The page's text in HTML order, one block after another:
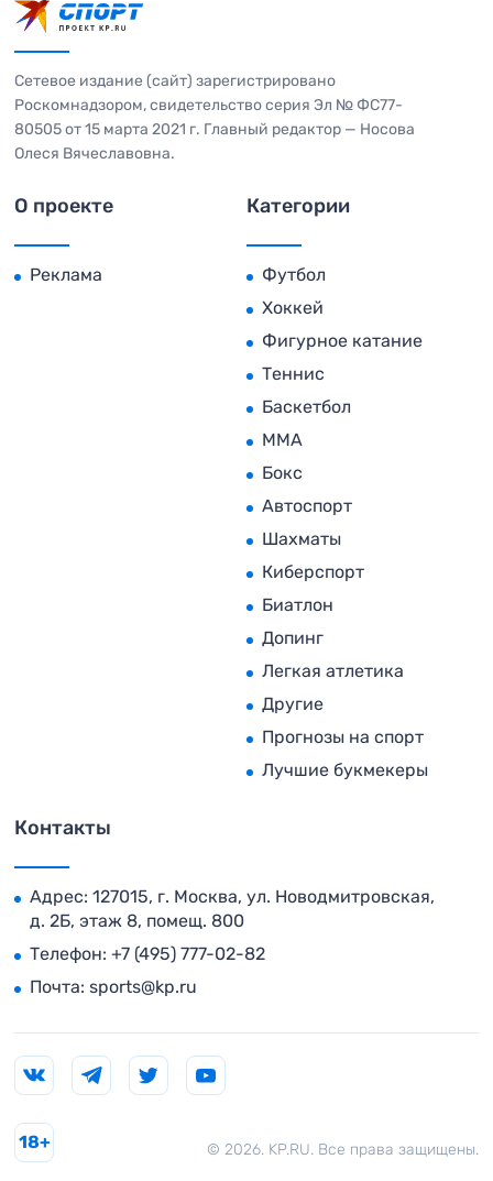
Сетевое издание (сайт) зарегистрировано
Роскомнадзором, свидетельство серия Эл № ФС77-
80505 от 15 марта 2021 г. Главный редактор — Носова
Олеся Вячеславовна.
О проекте
Реклама
Категории
Футбол
Хоккей
Фигурное катание
Теннис
Баскетбол
MMA
Бокс
Автоспорт
Шахматы
Киберспорт
Биатлон
Допинг
Легкая атлетика
Другие
Прогнозы на спорт
Лучшие букмекеры
Контакты
Адрес: 127015, г. Москва, ул. Новодмитровская,
д. 2Б, этаж 8, помещ. 800
Телефон: +7 (495) 777-02-82
Почта: sports@kp.ru
© 2026. KP.RU. Все права защищены.
18+